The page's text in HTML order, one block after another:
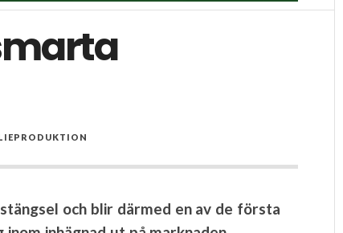
och blir därmed en av de första